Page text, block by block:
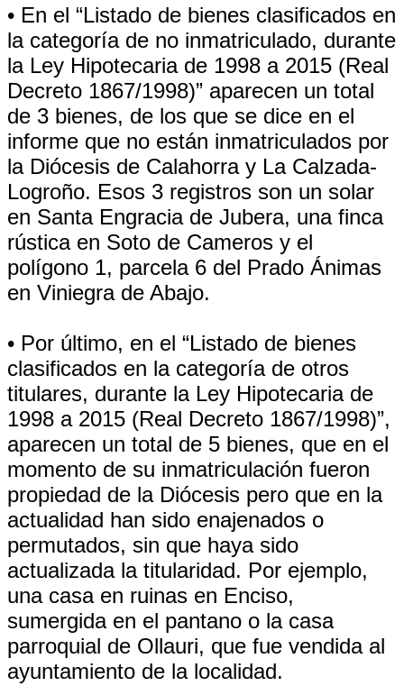
• En el “Listado de bienes clasificados en
la categoría de no inmatriculado, durante
la Ley Hipotecaria de 1998 a 2015 (Real
Decreto 1867/1998)” aparecen un total
de 3 bienes, de los que se dice en el
informe que no están inmatriculados por
la Diócesis de Calahorra y La Calzada-
Logroño. Esos 3 registros son un solar
en Santa Engracia de Jubera, una finca
rústica en Soto de Cameros y el
polígono 1, parcela 6 del Prado Ánimas
en Viniegra de Abajo.
• Por último, en el “Listado de bienes
clasificados en la categoría de otros
titulares, durante la Ley Hipotecaria de
1998 a 2015 (Real Decreto 1867/1998)”,
aparecen un total de 5 bienes, que en el
momento de su inmatriculación fueron
propiedad de la Diócesis pero que en la
actualidad han sido enajenados o
permutados, sin que haya sido
actualizada la titularidad. Por ejemplo,
una casa en ruinas en Enciso,
sumergida en el pantano o la casa
parroquial de Ollauri, que fue vendida al
ayuntamiento de la localidad.